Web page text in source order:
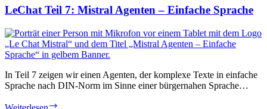
5:
Mistral
Agenten
–
Schreiben
fürs
Hören
LeChat Teil 7: Mistral Agenten – Einfache Sprache
In Teil 7 zeigen wir einen Agenten, der komplexe Texte in einfache
Sprache nach DIN-Norm im Sinne einer bürgernahen Sprache…